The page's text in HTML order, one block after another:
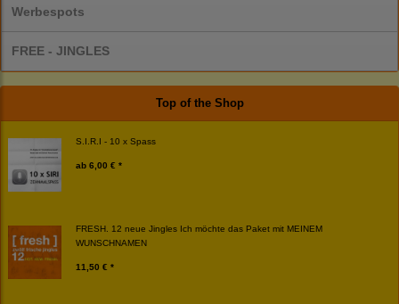
Werbespots
FREE - JINGLES
Top of the Shop
S.I.R.I - 10 x Spass
ab 6,00 € *
FRESH. 12 neue Jingles Ich möchte das Paket mit MEINEM
WUNSCHNAMEN
11,50 € *